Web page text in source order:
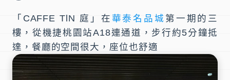
「 CAFFE TlN 庭 」在 華泰名品城 第一期的三
樓，從機捷桃園站A18連通道，步行約5分鐘抵
達，餐廳的空間很大，座位也舒適